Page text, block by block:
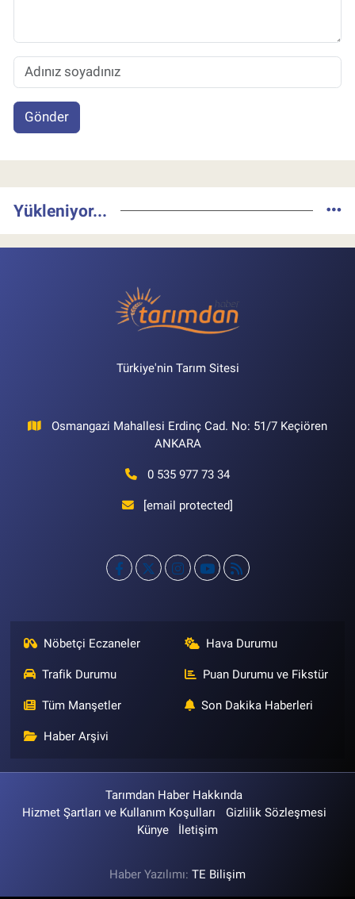
Gönder
Yükleniyor...
Türkiye'nin Tarım Sitesi
Osmangazi Mahallesi Erdinç Cad. No: 51/7 Keçiören
ANKARA
0 535 977 73 34
[email protected]
Nöbetçi Eczaneler Hava Durumu
Trafik Durumu Puan Durumu ve Fikstür
Tüm Manşetler Son Dakika Haberleri
Haber Arşivi
Tarımdan Haber Hakkında
Hizmet Şartları ve Kullanım Koşulları
Gizlilik Sözleşmesi
Künye
İletişim
Haber Yazılımı: TE Bilişim